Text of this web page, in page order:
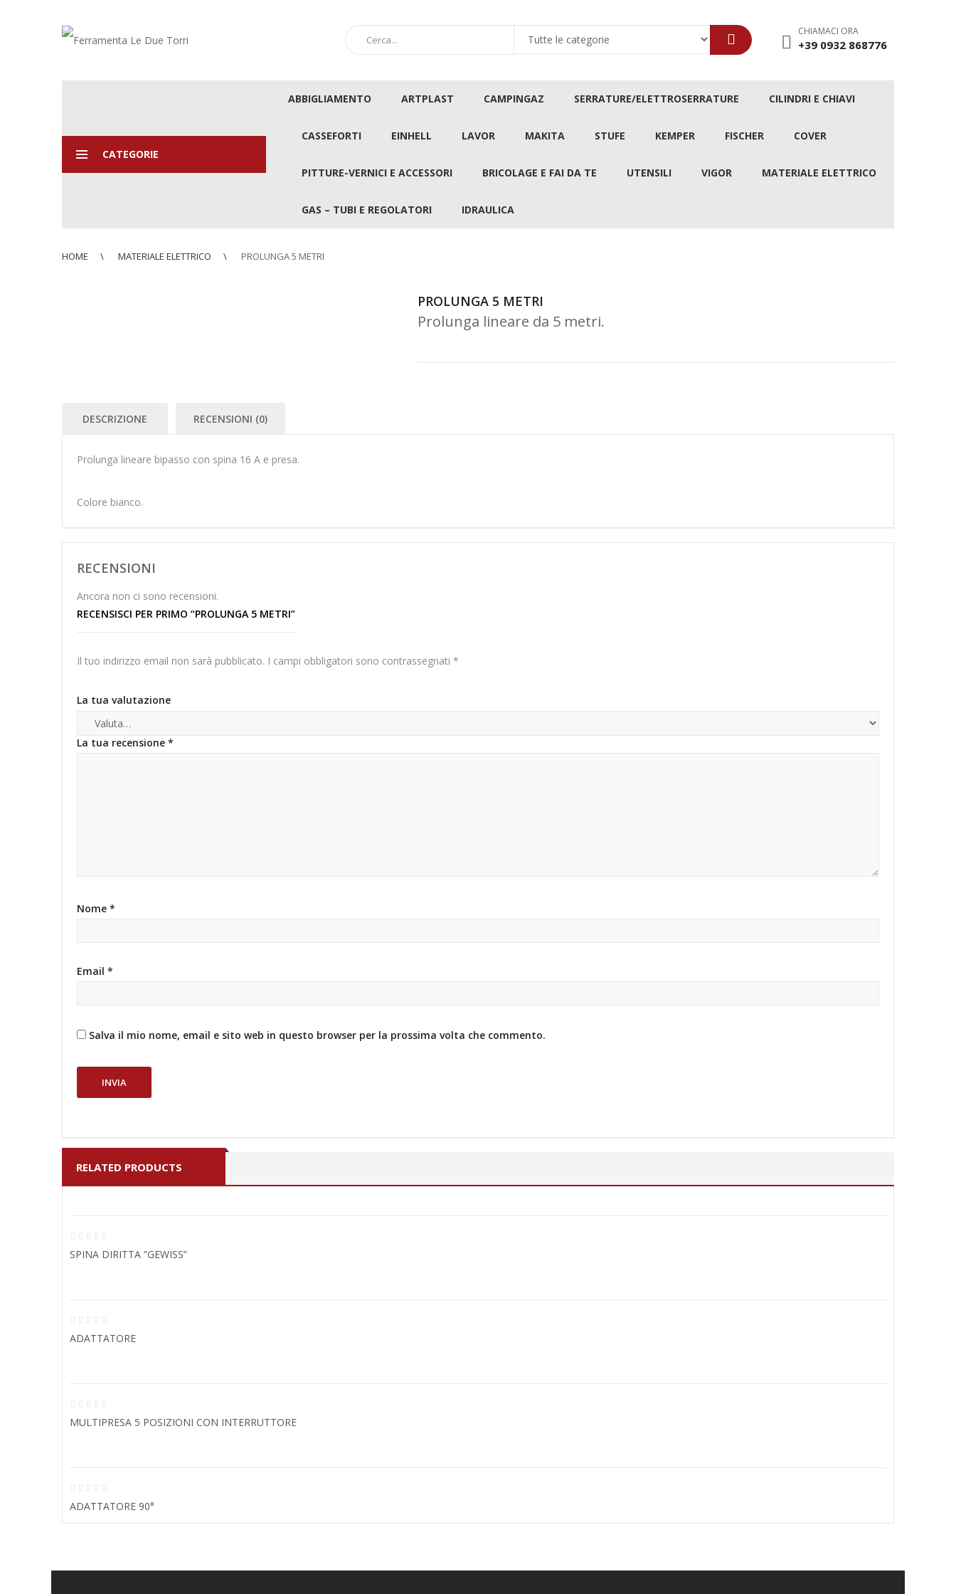
CHIAMACI ORA
+39 0932 868776
CATEGORIE
ABBIGLIAMENTO ARTPLAST CAMPINGAZ SERRATURE/ELETTROSERRATURE CILINDRI E CHIAVI
CASSEFORTI EINHELL LAVOR MAKITA STUFE KEMPER FISCHER COVER
PITTURE-VERNICI E ACCESSORI BRICOLAGE E FAI DA TE UTENSILI VIGOR MATERIALE ELETTRICO
GAS – TUBI E REGOLATORI IDRAULICA
HOME MATERIALE ELETTRICO PROLUNGA 5 METRI
PROLUNGA 5 METRI
Prolunga lineare da 5 metri.
DESCRIZIONE RECENSIONI (0)
Prolunga lineare bipasso con spina 16 A e presa.
Colore bianco.
RECENSIONI
Ancora non ci sono recensioni.
RECENSISCI PER PRIMO “PROLUNGA 5 METRI”
Il tuo indirizzo email non sarà pubblicato. I campi obbligatori sono contrassegnati *
La tua valutazione
La tua recensione *
Nome *
Email *
Salva il mio nome, email e sito web in questo browser per la prossima volta che commento.
RELATED PRODUCTS
SPINA DIRITTA ”GEWISS”
ADATTATORE
MULTIPRESA 5 POSIZIONI CON INTERRUTTORE
ADATTATORE 90°